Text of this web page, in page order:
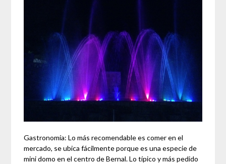
Gastronomía: Lo más recomendable es comer en el
mercado, se ubica fácilmente porque es una especie de
mini domo en el centro de Bernal. Lo típico y más pedido